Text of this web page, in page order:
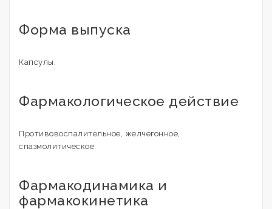
Форма выпуска
Капсулы.
Фармакологическое действие
Противовоспалительное, желчегонное,
спазмолитическое.
Фармакодинамика и
фармакокинетика